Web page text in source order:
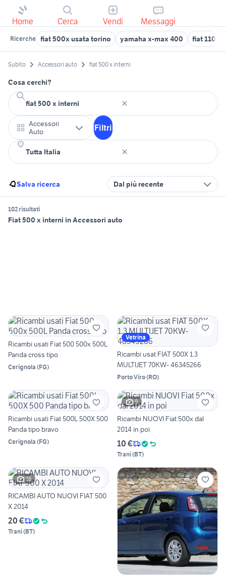
Home Cerca Vendi Messaggi
Ricerche fiat 500x usata torino yamaha x-max 400 fiat 1100
Subito Accessori auto fiat 500 x interni
Cosa cerchi?
Accessori
Auto
Filtri
Salva ricerca Dal più recente
102 risultati
Fiat 500 x interni in Accessori auto
Ricambi usati Fiat 500 500x 500L
Panda cross tipo
Cerignola (FG)
Vetrina
Ricambi usat FIAT 500X 1.3
MULTIJET 70KW- 46345266
Porto Viro(RO)
Ricambi usati Fiat 500L 500X 500
Panda tipo bravo
Cerignola (FG)
9
Ricambi NUOVI Fiat 500x dal
2014 in poi
10 €
Trani(BT)
16
RICAMBI AUTO NUOVI FIAT 500
X 2014
20 €
Trani(BT)